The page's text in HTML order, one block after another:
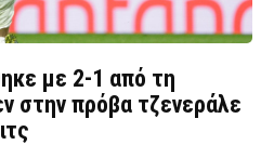
με 2-1 από τη
στην πρόβα τζενεράλε